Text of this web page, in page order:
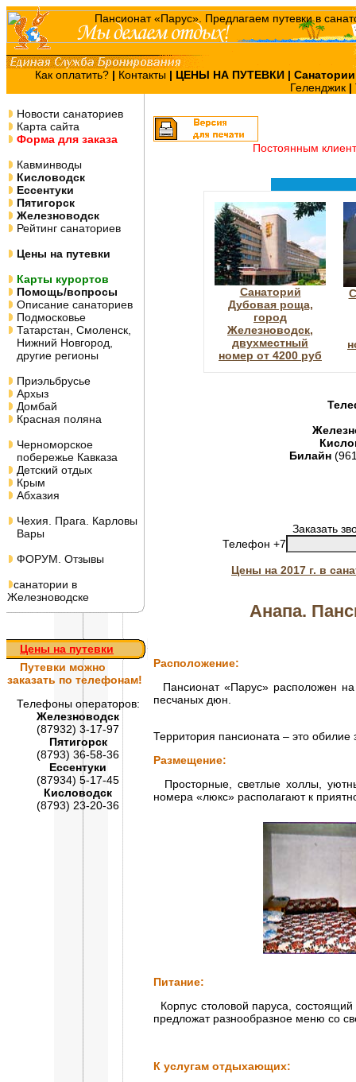
Как оплатить? | Контакты | ЦЕНЫ НА ПУТЕВКИ |
Геленджик |
Новости санаториев
Карта сайта
Форма для заказа
Кавминводы
Кисловодск
Ессентуки
Пятигорск
Железноводск
Рейтинг санаториев
Цены на путевки
Карты курортов
Помощь/вопросы
Описание санаториев
Подмосковье
Татарстан, Смоленск,
Нижний Новгород,
другие регионы
Приэльбрусье
Архыз
Домбай
Красная поляна
Черноморское
побережье Кавказа
Детский отдых
Крым
Абхазия
Чехия. Прага. Карловы
Вары
ФОРУМ. Отзывы
санатории в
Железноводске
Цены на путевки
Путевки можно
заказать по телефонам!
Телефоны операторов:
Железноводск
(87932) 3-17-97
Пятигорск
(8793) 36-58-36
Ессентуки
(87934) 5-17-45
Кисловодск
(8793) 23-20-36
Постоянным
Санаторий
Дубовая роща,
город
Железноводск,
двухместный
номер от 4200 руб
Билайн
Заказать
Телефон +7
Цены на 2017 г. в
Анапа.
Расположение:
Пансионат «Парус» расположен
песчаных дюн.
Территория пансионата – это
Размещение:
Просторные, светлые холлы,
номера «люкс» располагают к
Питание:
Корпус столовой паруса,
предложат разнообразное меню со
К услугам отдыхающих: